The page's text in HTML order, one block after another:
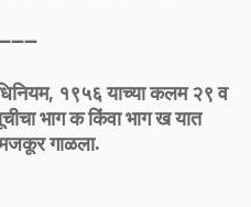
१९५६ याच्या कलम २९ व
भाग क किंवा भाग ख यात
गाळला.